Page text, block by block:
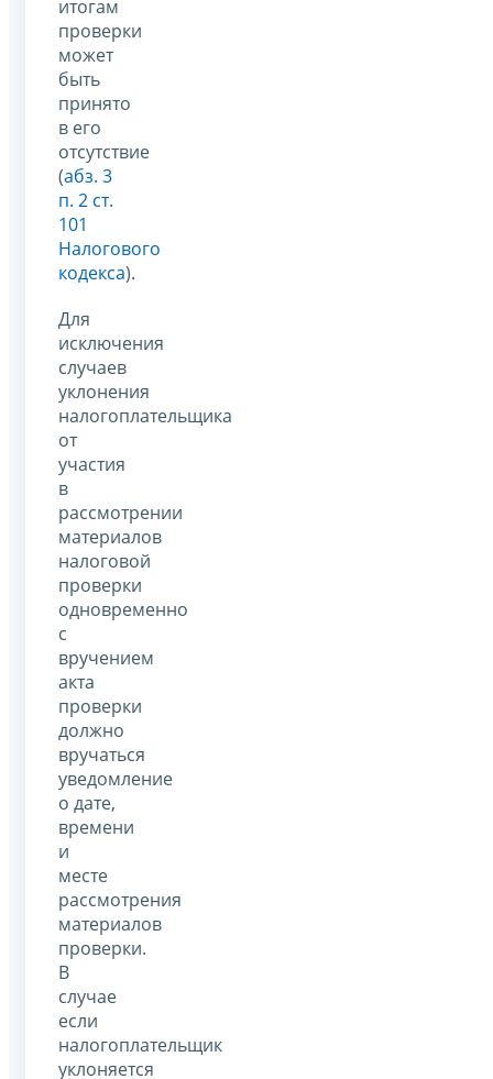
итогам
проверки
может
быть
принято
в его
отсутствие
(абз. 3
п. 2 ст.
101
Налогового
кодекса).
Для
исключения
случаев
уклонения
налогоплательщика
от
участия
в
рассмотрении
материалов
налоговой
проверки
одновременно
с
вручением
акта
проверки
должно
вручаться
уведомление
о дате,
времени
и
месте
рассмотрения
материалов
проверки.
В
случае
если
налогоплательщик
уклоняется